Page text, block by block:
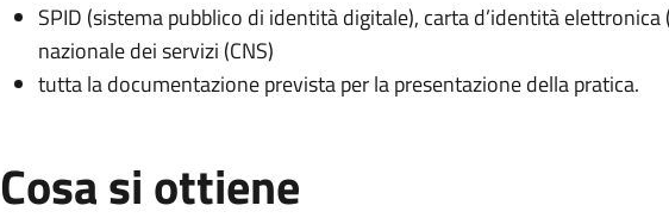
SPID (sistema pubblico di identità digitale), carta d’identità elettronica
nazionale dei servizi (CNS)
tutta la documentazione prevista per la presentazione della pratica.
Cosa si ottiene